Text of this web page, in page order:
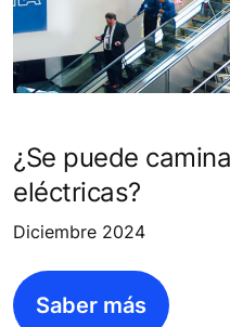
¿Se puede
eléctricas?
Diciembre 2024
Saber más